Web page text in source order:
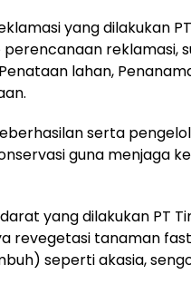
yang dilakukan
reklamasi,
lahan,
serta
guna menjaga
yang dilakukan PT
revegetasi tanaman
seperti akasia,